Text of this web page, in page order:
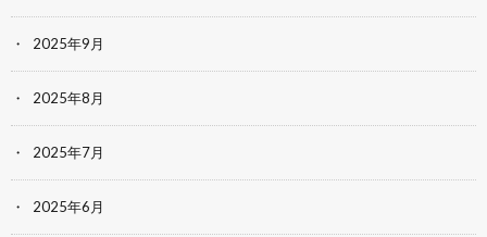
2025年9月
2025年8月
2025年7月
2025年6月